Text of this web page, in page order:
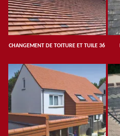
CHANGEMENT DE TOITURE ET TUILE 36